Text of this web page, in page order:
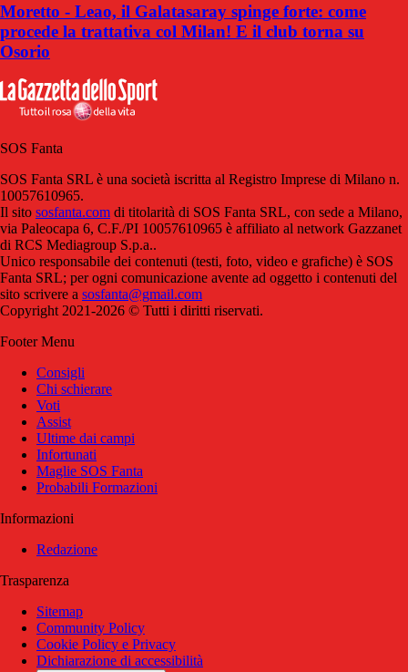
Moretto - Leao, il Galatasaray spinge forte: come
procede la trattativa col Milan! E il club torna su
Osorio
SOS Fanta
SOS Fanta SRL è una società iscritta al Registro Imprese di Milano n.
10057610965.
Il sito sosfanta.com di titolarità di SOS Fanta SRL, con sede a Milano,
via Paleocapa 6, C.F./PI 10057610965 è affiliato al network Gazzanet
di RCS Mediagroup S.p.a..
Unico responsabile dei contenuti (testi, foto, video e grafiche) è SOS
Fanta SRL; per ogni comunicazione avente ad oggetto i contenuti del
sito scrivere a sosfanta@gmail.com
Copyright 2021-2026 © Tutti i diritti riservati.
Footer Menu
Consigli
Chi schierare
Voti
Assist
Ultime dai campi
Infortunati
Maglie SOS Fanta
Probabili Formazioni
Informazioni
Redazione
Trasparenza
Sitemap
Community Policy
Cookie Policy e Privacy
Dichiarazione di accessibilità